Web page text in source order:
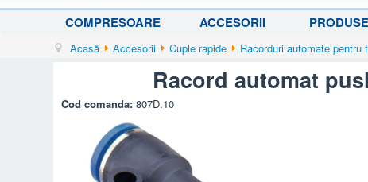
COMPRESOARE ACCESORII
Acasă Accesorii Cuple rapide Racorduri automate pentru
Racord automat
Cod comanda:807D.10